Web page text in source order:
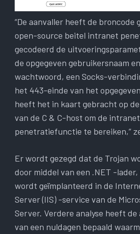
“De aanvaller heeft de broncode
open-source beitel intranet
gecodeerd de
de opgegeven gebruikersnaam
wachtwoord, een Socks-
het 443-einde van het
heeft het in kaart gebracht op
van de C & C-host om de
penetratiefunctie te bereiken,”
Er wordt gezegd dat de Trojan
door middel van een .NET -
wordt geïmplanteerd in de
Server (IIS) -service van de
Server. Verdere analyse heeft de
van een nuldagen bepaald